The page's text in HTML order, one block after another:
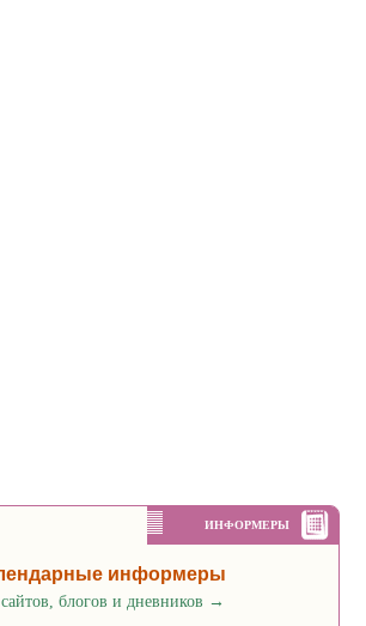
ИНФОРМЕРЫ
информеры
блогов и дневников →